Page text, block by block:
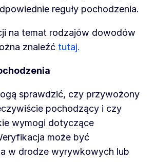
reguły pochodzenia.
na temat rodzajów dowodów
znaleźć tutaj.
sprawdzić, czy przywożony
pochodzący i czy
wymogi dotyczące
może być
w drodze wyrywkowych lub